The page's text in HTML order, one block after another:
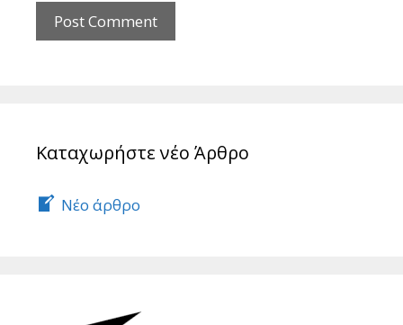
Καταχωρήστε νέο Άρθρο
Νέο άρθρο